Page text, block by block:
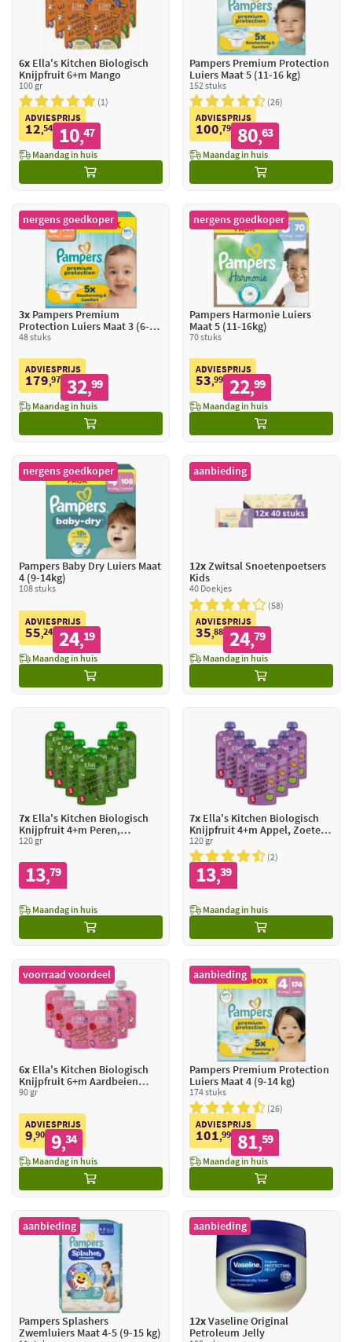
6x Ella's Kitchen Biologisch
Knijpfruit 6+m Mango
100 gr
1
ADVIESPRIJS
12,54 10,47
Maandag in huis
Pampers Premium Protection
Luiers Maat 5 (11-16 kg)
152 stuks
26
ADVIESPRIJS
100,79 80,63
Maandag in huis
nergens goedkoper
3x Pampers Premium
Protection Luiers Maat 3 (6-10
kg)
48 stuks
ADVIESPRIJS
179,97 32,99
Maandag in huis
nergens goedkoper
Pampers Harmonie Luiers
Maat 5 (11-16kg)
70 stuks
ADVIESPRIJS
53,99 22,99
Maandag in huis
nergens goedkoper
Pampers Baby Dry Luiers Maat
4 (9-14kg)
108 stuks
ADVIESPRIJS
55,24 24,19
Maandag in huis
aanbieding
12xZwitsal Snoetenpoetsers
Kids
40 Doekjes
58
ADVIESPRIJS
35,88 24,79
Maandag in huis
7x Ella's Kitchen Biologisch
Knijpfruit 4+m Peren,
Doperwten & Broccoli
120 gr
13,79
Maandag in huis
7xElla's Kitchen Biologisch
Knijpfruit 4+m Appel, Zoete
aardappel, Pompoen &
Bosbessen
120 gr
2
13,39
Maandag in huis
voorraad voordeel
6x Ella's Kitchen Biologisch
Knijpfruit 6+m Aardbeien
Yoghurt
90 gr
ADVIESPRIJS
9,90 9,34
Maandag in huis
aanbieding
Pampers Premium Protection
Luiers Maat 4 (9-14 kg)
174 stuks
26
ADVIESPRIJS
101,99 81,59
Maandag in huis
aanbieding
Pampers Splashers
Zwemluiers Maat 4-5 (9-15 kg)
aanbieding
12xVaseline Original
Petroleum Jelly